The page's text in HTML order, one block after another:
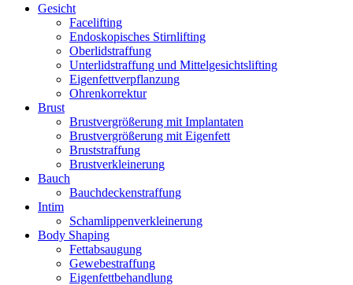
Gesicht
Facelifting
Endoskopisches Stirnlifting
Oberlidstraffung
Unterlidstraffung und Mittelgesichtslifting
Eigenfettverpflanzung
Ohrenkorrektur
Brust
Brustvergrößerung mit Implantaten
Brustvergrößerung mit Eigenfett
Bruststraffung
Brustverkleinerung
Bauch
Bauchdeckenstraffung
Intim
Schamlippenverkleinerung
Body Shaping
Fettabsaugung
Gewebestraffung
Eigenfettbehandlung